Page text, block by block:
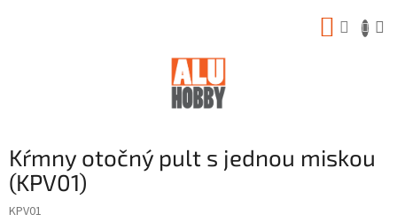
Kŕmny otočný pult s jednou miskou
(KPV01)
KPV01